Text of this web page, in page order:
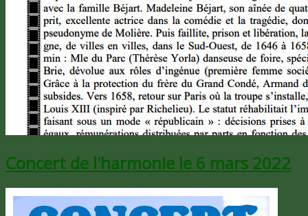
Concert de l'harmonie le 6 mars 2022